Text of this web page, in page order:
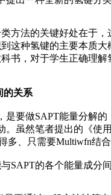
方法的关键好处在于
这种氢键的主要本质
书，对于学生正确理解
的关系
要做SAPT能量分解
虽然笔者提出的《使
多、只需要Multiwfn结
SAPT的各个能量成分